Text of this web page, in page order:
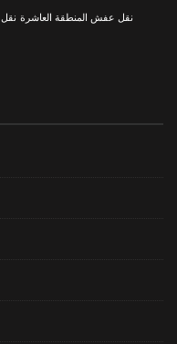
نقل عفش المنطقة العاشرة